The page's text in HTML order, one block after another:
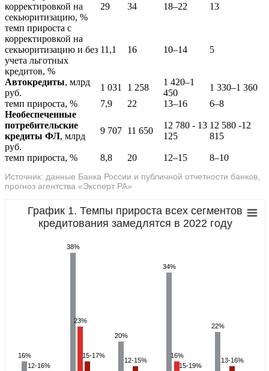
корректировкой на
секьюритизацию, %
29 34 18–22 13
темп прироста с
корректировкой на
секьюритизацию и без
учета льготных
кредитов, %
11,1 16 10–14 5
Автокредиты, млрд
руб.
1 031 1 258
1 420–1
450
1 330–1 360
темп прироста, %
7,9 22 13–16
6–8
Необеспеченные
потребительские
кредиты ФЛ, млрд
руб.
9 707 11 650
12 780 - 13
125
12 580 -12
815
темп прироста, % 8,8 20 12–15 8–10
Источник: данные Банка России и публичной отчетности банков,
прогноз агентства «Эксперт РА»
График 1. Темпы прироста всех сегментов
кредитования замедлятся в 2022 году
16%
38%
20%
34%
22%
23%
16%
12-16%
15-17%
12-15%
15-19%
13-16%